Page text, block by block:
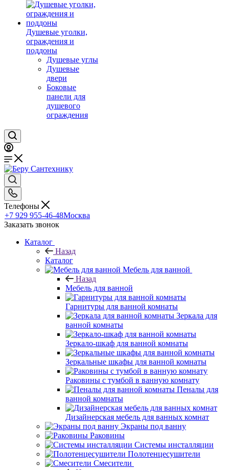
Душевые уголки,
ограждения и
поддоны
Душевые углы
Душевые
двери
Боковые
панели для
душевого
ограждения
Телефоны
+7 929 955-46-48Москва
Заказать звонок
Каталог
Назад
Каталог
Мебель для ванной
Назад
Мебель для ванной
Гарнитуры для ванной комнаты
Зеркала для
ванной комнаты
Зеркало-шкаф для ванной комнаты
Зеркальные шкафы для ванной комнаты
Раковины с тумбой в ванную комнату
Пеналы для
ванной комнаты
Дизайнерская мебель для ванных комнат
Экраны под ванну
Раковины
Системы инсталляции
Полотенцесушители
Смесители